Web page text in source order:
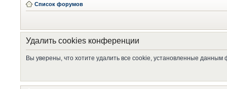
Список форумов
Удалить cookies конференции
Вы уверены, что хотите удалить все cookie, установленные